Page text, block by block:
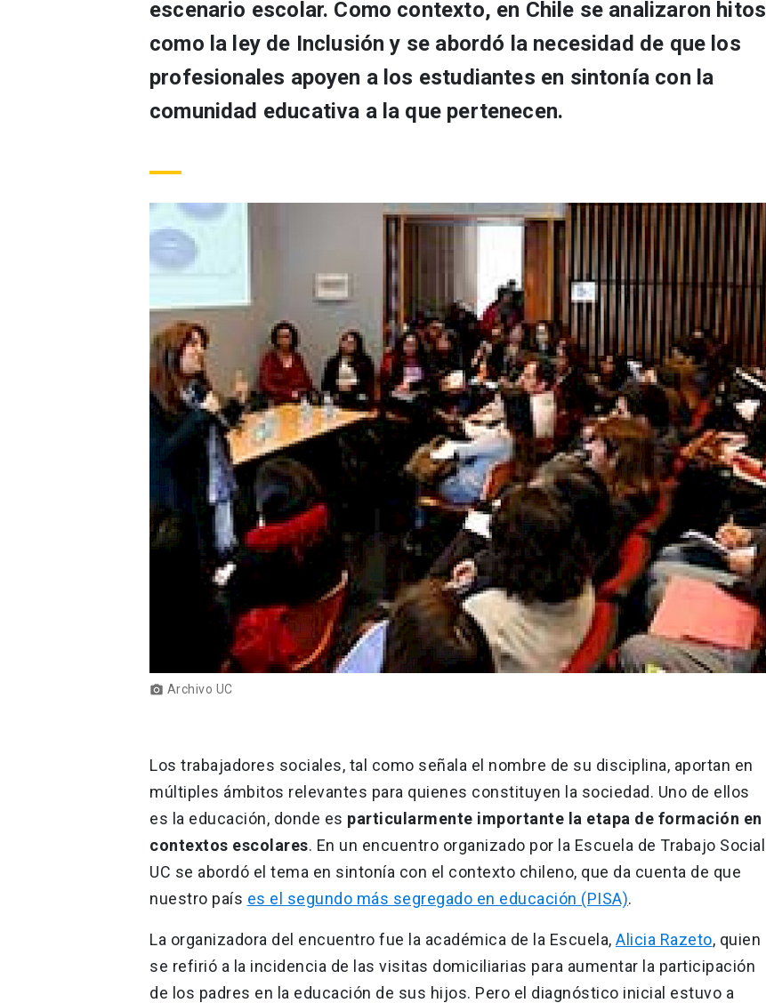
escenario escolar. Como contexto, en Chile se analizaron hitos
como la ley de Inclusión y se abordó la necesidad de que los
profesionales apoyen a los estudiantes en sintonía con la
comunidad educativa a la que pertenecen.
photo_camera Archivo UC
Los trabajadores sociales, tal como señala el nombre de su disciplina, aportan en
múltiples ámbitos relevantes para quienes constituyen la sociedad. Uno de ellos
es la educación, donde es particularmente importante la etapa de formación en
contextos escolares. En un encuentro organizado por la Escuela de Trabajo Social
UC se abordó el tema en sintonía con el contexto chileno, que da cuenta de que
nuestro país es el segundo más segregado en educación (PISA).
La organizadora del encuentro fue la académica de la Escuela, Alicia Razeto, quien
se refirió a la incidencia de las visitas domiciliarias para aumentar la participación
de los padres en la educación de sus hijos. Pero el diagnóstico inicial estuvo a